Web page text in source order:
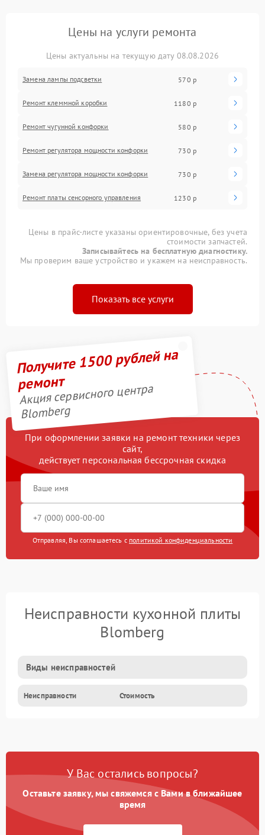
Цены на услуги ремонта
Цены актуальны на текущую дату 08.08.2026
Замена лампы подсветки 570 р
Ремонт клеммной коробки 1180 р
Ремонт чугунной конфорки 580 р
Ремонт регулятора мощности конфорки 730 р
Замена регулятора мощности конфорки 730 р
Ремонт платы сенсорного управления 1230 р
Цены в прайс-листе указаны ориентировочные, без учета
стоимости запчастей.
Записывайтесь на бесплатную диагностику.
Мы проверим ваше устройство и укажем на неисправность.
Показать все услуги
Получите 1500 рублей на
ремонт
Акция сервисного центра
Blomberg
При оформлении заявки на ремонт техники через
сайт,
действует персональная бессрочная скидка
Отправляя, Вы соглашаетесь с политикой конфиденциальности
Неисправности кухонной плиты
Blomberg
Виды неисправностей
Неисправности Стоимость
У Вас остались вопросы?
Оставьте заявку, мы свяжемся с Вами в ближайшее
время